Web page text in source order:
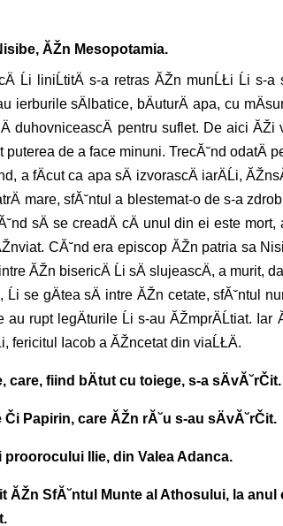
ĂŽn Mesopotamia.
Ĺi liniĹtitÄ s-a retras ĂŽn munĹŁi Ĺi s-a
sÄlbatice, bÄuturÄ apa, cu
duhovniceascÄ pentru suflet. De aici ĂŽi
de a face minuni. TrecĂ˘nd odatÄ
fÄcut ca apa sÄ izvorascÄ iarÄĹi,
mare, sfĂ˘ntul a blestemat-o de s-a
sÄ se creadÄ cÄ unul din ei este
CĂ˘nd era episcop ĂŽn patria sa
ĂŽn bisericÄ Ĺi sÄ slujeascÄ, a murit,
se gÄtea sÄ intre ĂŽn cetate, sfĂ˘ntul
rupt legÄturile Ĺi s-au ĂŽmprÄĹtiat.
fericitul Iacob a ĂŽncetat din viaĹŁÄ.
fiind bÄtut cu toiege, s-a sÄvĂ˘rČit.
Papirin, care ĂŽn rĂ˘u s-au sÄvĂ˘rČit.
proorocului Ilie, din Valea Adanca.
SfĂ˘ntul Munte al Athosului, la anul